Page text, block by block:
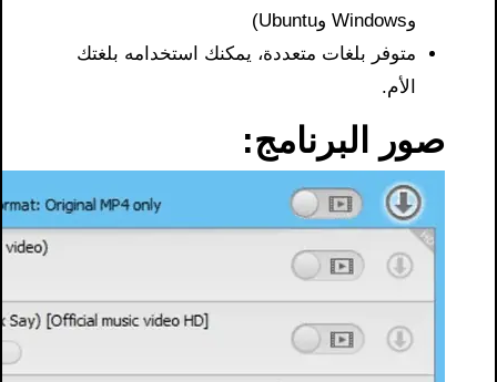
وWindows وUbuntu)
متوفر بلغات متعددة، يمكنك استخدامه بلغتك
الأم.
صور البرنامج: